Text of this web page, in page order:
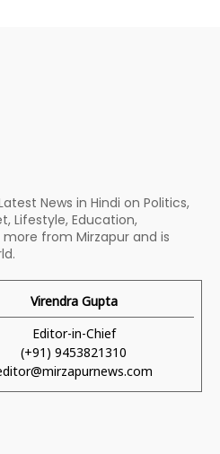
News in Hindi on Politics,
Lifestyle, Education,
from Mirzapur and is
Virendra Gupta
Editor-in-Chief
(+91) 9453821310